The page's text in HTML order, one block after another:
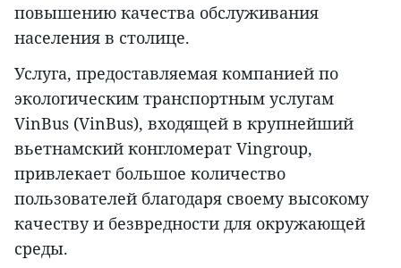
повышению качества обслуживания
населения в столице.
Услуга, предоставляемая компанией по
экологическим транспортным услугам
VinBus (VinBus), входящей в крупнейший
вьетнамский конгломерат Vingroup,
привлекает большое количество
пользователей благодаря своему высокому
качеству и безвредности для окружающей
среды.